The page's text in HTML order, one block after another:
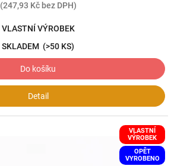
(247,93 Kč bez DPH)
VLASTNÍ VÝROBEK
SKLADEM (>50 KS)
Do košíku
Detail
VLASTNÍ
VÝROBEK
OPĚT
VYROBENO